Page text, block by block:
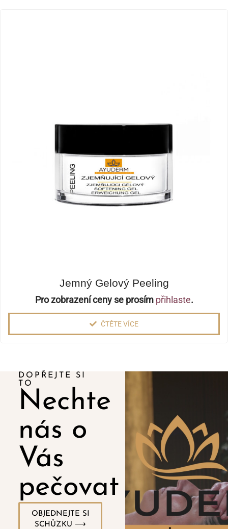
Jemný Gelový Peeling
Pro zobrazení ceny se prosím přihlaste.
ČTĚTE VÍCE
DOPŘEJTE SI
TO
Nechte
nás o
Vás
pečovat
OBJEDNEJTE SI
SCHŮZKU ⟶